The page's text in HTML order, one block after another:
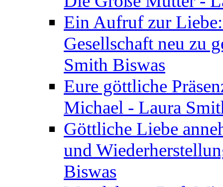
Ein Aufruf zur
Gesellschaft neu zu
Smith Biswas
Eure göttliche
Michael - Laura
Göttliche Liebe
und
Biswas